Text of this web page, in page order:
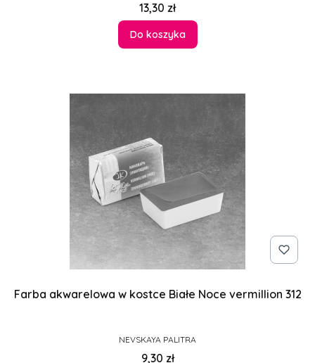
Cena
13,30 zł
Do koszyka
Farba akwarelowa w kostce Białe Noce vermillion 312
PRODUCENT
NEVSKAYA PALITRA
Cena
9,30 zł